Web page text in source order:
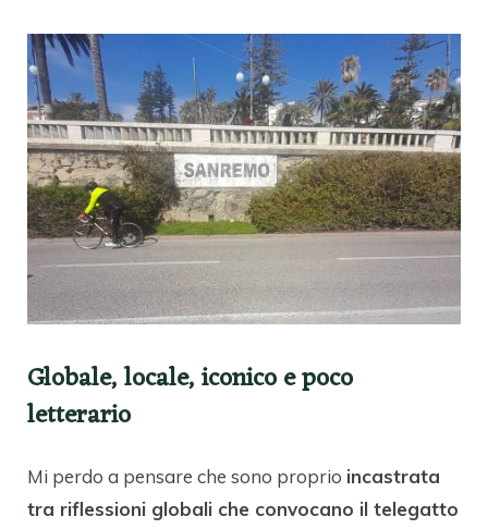
Globale, locale, iconico e poco
letterario
Mi perdo a pensare che sono proprio incastrata
tra riflessioni globali che convocano il telegatto